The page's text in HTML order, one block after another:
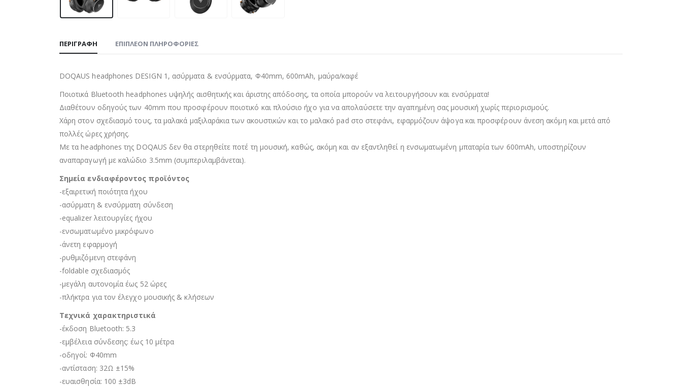
ΠΕΡΙΓΡΑΦΉ ΕΠΙΠΛΈΟΝ ΠΛΗΡΟΦΟΡΊΕΣ
DOQAUS headphones DESIGN 1, ασύρματα & ενσύρματα, Φ40mm, 600mAh, μαύρα/καφέ
Ποιοτικά Bluetooth headphones υψηλής αισθητικής και άριστης απόδοσης, τα οποία μπορούν να λειτουργήσουν και ενσύρματα!
Διαθέτουν οδηγούς των 40mm που προσφέρουν ποιοτικό και πλούσιο ήχο για να απολαύσετε την αγαπημένη σας μουσική χωρίς περιορισμούς.
Χάρη στον σχεδιασμό τους, τα μαλακά μαξιλαράκια των ακουστικών και το μαλακό pad στο στεφάνι, εφαρμόζουν άψογα και προσφέρουν άνεση ακόμη και μετά από
πολλές ώρες χρήσης.
Με τα headphones της DOQAUS δεν θα στερηθείτε ποτέ τη μουσική, καθώς, ακόμη και αν εξαντληθεί η ενσωματωμένη μπαταρία των 600mAh, υποστηρίζουν
αναπαραγωγή με καλώδιο 3.5mm (συμπεριλαμβάνεται).
Σημεία ενδιαφέροντος προϊόντος
-εξαιρετική ποιότητα ήχου
-ασύρματη & ενσύρματη σύνδεση
-equalizer λειτουργίες ήχου
-ενσωματωμένο μικρόφωνο
-άνετη εφαρμογή
-ρυθμιζόμενη στεφάνη
-foldable σχεδιασμός
-μεγάλη αυτονομία έως 52 ώρες
-πλήκτρα για τον έλεγχο μουσικής & κλήσεων
Τεχνικά χαρακτηριστικά
-έκδοση Bluetooth: 5.3
-εμβέλεια σύνδεσης: έως 10 μέτρα
-οδηγοί: Φ40mm
-αντίσταση: 32Ω ±15%
-ευαισθησία: 100 ±3dB